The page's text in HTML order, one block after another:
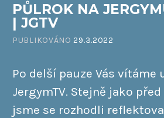
PŮLROK NA
| JGTV
PUBLIKOVÁNO 29.3.2022
Po delší pauze Vás vítáme
JergymTV. Stejně jako
jsme se rozhodli